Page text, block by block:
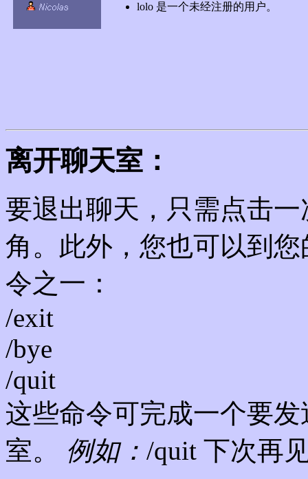
lolo 是一个未经注册的用户。
离开聊天室：
要退出聊天，只需点击
角。此外，您也可以到
令之一：
/exit
/bye
/quit
这些命令可完成一个要
室。 例如： /quit 下次再